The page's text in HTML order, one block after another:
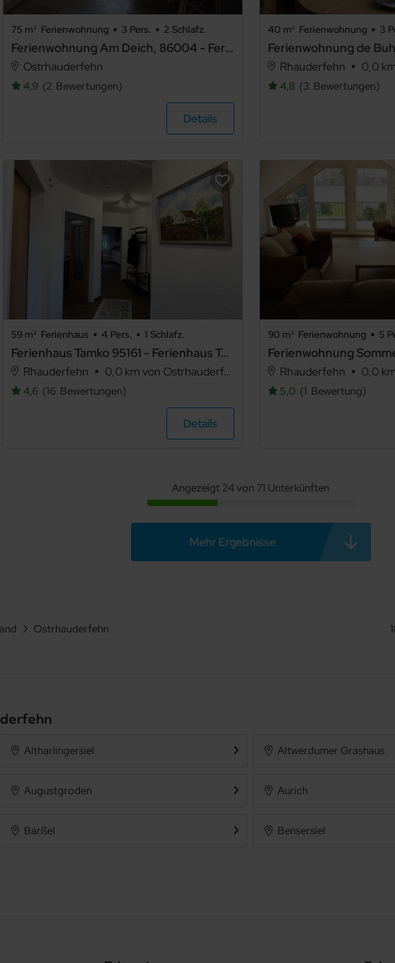
75 m² Ferienwohnung 3 Pers. 2 Schlafz.
Ferienwohnung Am Deich, 86004 - Ferienwohnung Am Deich
Ostrhauderfehn
4,9 2 Bewertungen
Details
40 m² Ferienwohnung 3
Rhauderfehn 0,0 km
4,8 3 Bewertungen
59 m² Ferienhaus 4 Pers. 1 Schlafz.
Ferienhaus Tamko 95161 - Ferienhaus Tamko
Rhauderfehn 0,0 km von Ostrhauderfehn
4,6 16 Bewertungen
Details
90 m² Ferienwohnung 5
Rhauderfehn 0,0 km
5,0 1 Bewertung
Angezeigt 24 von 71 Unterkünften
Mehr Ergebnisse
Ostrhauderfehn
Altharlingersiel Altwerdumer Grashaus
Augustgroden Aurich
Barßel Bensersiel